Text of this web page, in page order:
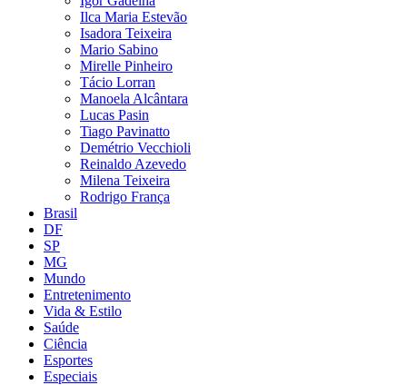
Ilca Maria Estevão
Isadora Teixeira
Mario Sabino
Mirelle Pinheiro
Tácio Lorran
Manoela Alcântara
Lucas Pasin
Tiago Pavinatto
Demétrio Vecchioli
Reinaldo Azevedo
Milena Teixeira
Rodrigo França
Brasil
DF
SP
MG
Mundo
Entretenimento
Vida & Estilo
Saúde
Ciência
Esportes
Especiais